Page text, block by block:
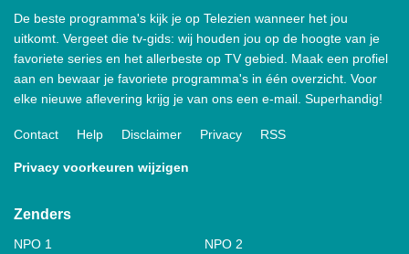
De beste programma's kijk je op Telezien wanneer het jou
uitkomt. Vergeet die tv-gids: wij houden jou op de hoogte van je
favoriete series en het allerbeste op TV gebied. Maak een profiel
aan en bewaar je favoriete programma's in één overzicht. Voor
elke nieuwe aflevering krijg je van ons een e-mail. Superhandig!
Contact Help Disclaimer Privacy RSS
Privacy voorkeuren wijzigen
Zenders
NPO 1
NPO 2